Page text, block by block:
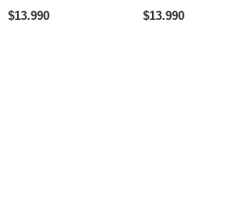
$13.990 $13.990